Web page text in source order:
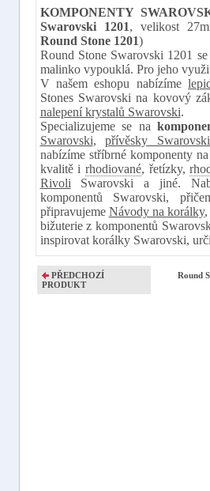
KOMPONENTY
Swarovski 1201, velikost
Round Stone 1201)
Round Stone Swarovski 1201
malinko vypouklá. Pro jeho
V našem eshopu nabízíme
Stones Swarovski na kovový
nalepení krystalů Swarovski.
Specializujeme se na
Swarovski,přívěsky Swarovski
nabízíme stříbrné komponentyna
kvalitě i rhodiované, řetízky,
Rivoli Swarovski a jiné.
komponentů Swarovski,
připravujeme Návody na korálky,
bižuterie z komponentů
inspirovat korálky Swarovski,
PŘEDCHOZÍ
PRODUKT
Round